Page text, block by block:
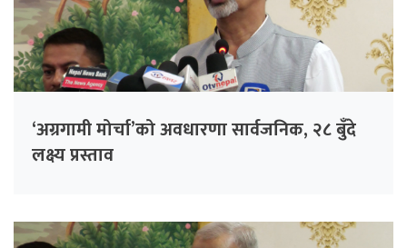
‘अग्रगामी मोर्चा’को अवधारणा सार्वजनिक, २८ बुँदे
लक्ष्य प्रस्ताव